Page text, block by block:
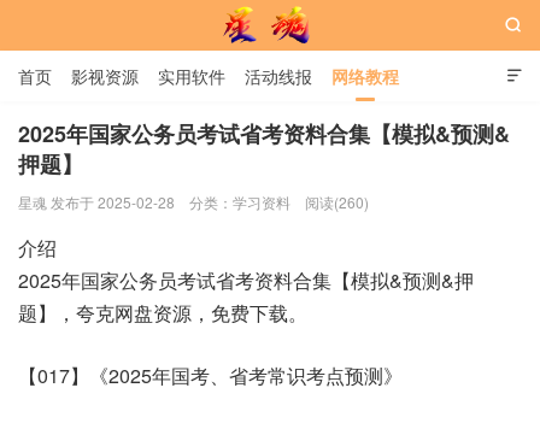
星魂网

首页 影视资源 实用软件 活动线报 网络教程
用户中心 书籍 娱乐

2025年国家公务员考试省考资料合集【模拟&预测&
押题】
星魂 发布于 2025-02-28 分类： 学习资料 阅读(260)
介绍
2025年国家公务员考试省考资料合集【模拟&预测&押
题】，夸克网盘资源，免费下载。
【017】《2025年国考、省考常识考点预测》